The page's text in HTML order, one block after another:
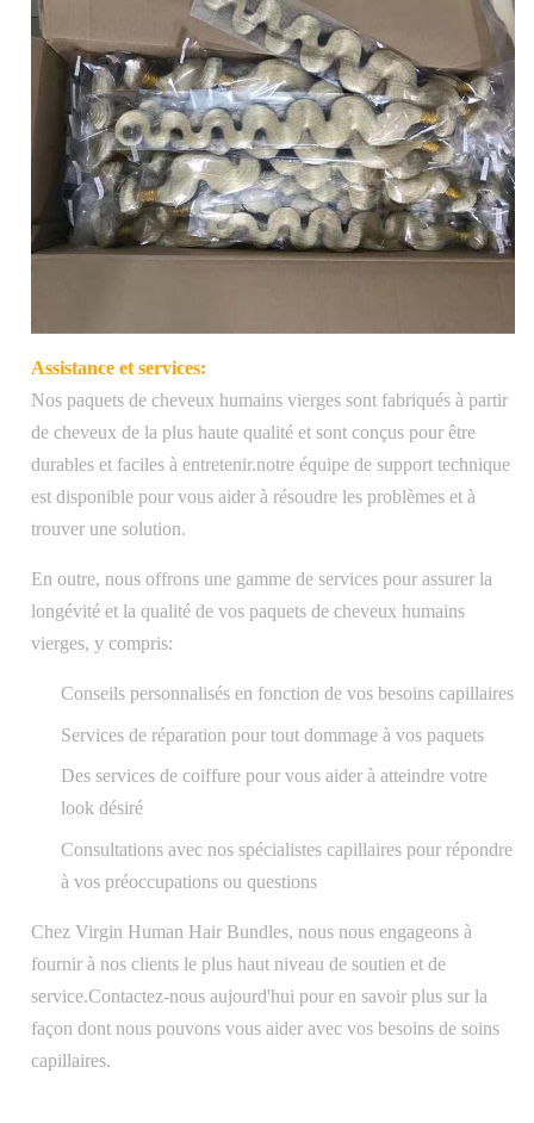
Assistance et services:
Nos paquets de cheveux humains vierges sont fabriqués à partir
de cheveux de la plus haute qualité et sont conçus pour être
durables et faciles à entretenir.notre équipe de support technique
est disponible pour vous aider à résoudre les problèmes et à
trouver une solution.
En outre, nous offrons une gamme de services pour assurer la
longévité et la qualité de vos paquets de cheveux humains
vierges, y compris:
Conseils personnalisés en fonction de vos besoins capillaires
Services de réparation pour tout dommage à vos paquets
Des services de coiffure pour vous aider à atteindre votre
look désiré
Consultations avec nos spécialistes capillaires pour répondre
à vos préoccupations ou questions
Chez Virgin Human Hair Bundles, nous nous engageons à
fournir à nos clients le plus haut niveau de soutien et de
service.Contactez-nous aujourd'hui pour en savoir plus sur la
façon dont nous pouvons vous aider avec vos besoins de soins
capillaires.